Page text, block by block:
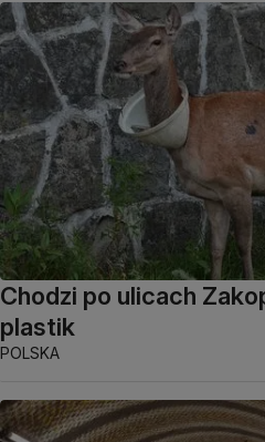
Chodzi po ulicach
plastik
POLSKA